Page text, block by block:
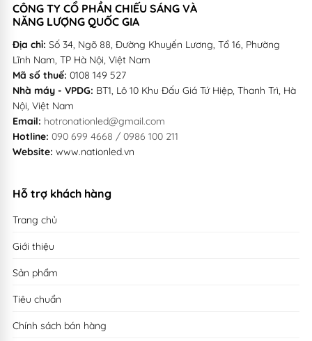
CÔNG TY CỔ PHẦN CHIẾU SÁNG VÀ
NĂNG LƯỢNG QUỐC GIA
Địa chỉ: Số 34, Ngõ 88, Đường Khuyến Lương, Tổ 16, Phường
Lĩnh Nam, TP Hà Nội, Việt Nam
Mã số thuế: 0108 149 527
Nhà máy - VPDG: BT1, Lô 10 Khu Đấu Giá Tứ Hiệp, Thanh Trì, Hà
Nội, Việt Nam
Email: hotronationled@gmail.com
Hotline: 090 699 4668 / 0986 100 211
Website: www.nationled.vn
Hỗ trợ khách hàng
Trang chủ
Giới thiệu
Sản phẩm
Tiêu chuẩn
Chính sách bán hàng